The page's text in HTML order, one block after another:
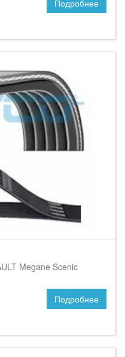
Подробнее
Megane Scenic
Подробнее